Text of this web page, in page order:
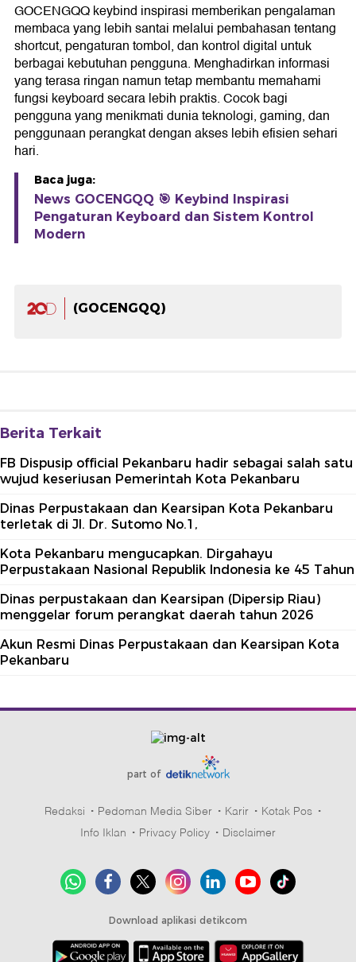
GOCENGQQ keybind inspirasi memberikan pengalaman
membaca yang lebih santai melalui pembahasan tentang
shortcut, pengaturan tombol, dan kontrol digital untuk
berbagai kebutuhan pengguna. Menghadirkan informasi
yang terasa ringan namun tetap membantu memahami
fungsi keyboard secara lebih praktis. Cocok bagi
pengguna yang menikmati dunia teknologi, gaming, dan
penggunaan perangkat dengan akses lebih efisien sehari
hari.
Baca juga:
News GOCENGQQ 🎯 Keybind Inspirasi
Pengaturan Keyboard dan Sistem Kontrol
Modern
(GOCENGQQ)
Berita Terkait
FB Dispusip official Pekanbaru hadir sebagai salah satu
wujud keseriusan Pemerintah Kota Pekanbaru
Dinas Perpustakaan dan Kearsipan Kota Pekanbaru
terletak di Jl. Dr. Sutomo No.1,
Kota Pekanbaru mengucapkan. Dirgahayu
Perpustakaan Nasional Republik Indonesia ke 45 Tahun
Dinas perpustakaan dan Kearsipan (Dipersip Riau)
menggelar forum perangkat daerah tahun 2026
Akun Resmi Dinas Perpustakaan dan Kearsipan Kota
Pekanbaru
part of
Redaksi Pedoman Media Siber Karir
Kotak Pos
Info Iklan
Privacy Policy Disclaimer
Download aplikasi detikcom